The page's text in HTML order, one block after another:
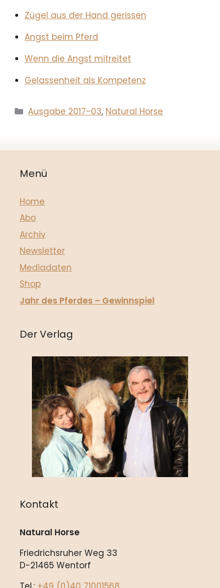
Zügel aus der Hand gerissen
Angst beim Pferd
Wenn die Angst mitreitet
Gelassenheit als Kompetenz
Kategorien
Ausgabe 2017-03, Natural Horse
Menü
Home
Abo
Archiv
Newsletter
Mediadaten
Shop
Jahr des Pferdes – Gewinnspiel
Der Verlag
Kontakt
Natural Horse
Friedrichsruher Weg 33
D-21465 Wentorf